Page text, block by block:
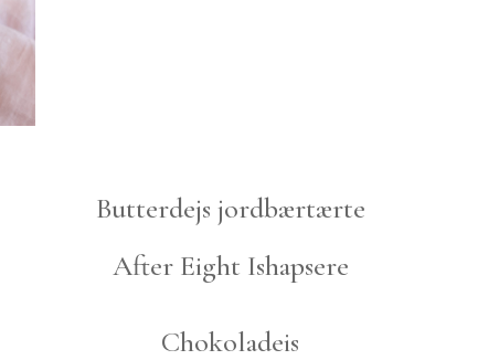
Butterdejs jordbærtærte
After Eight Ishapsere
Chokoladeis